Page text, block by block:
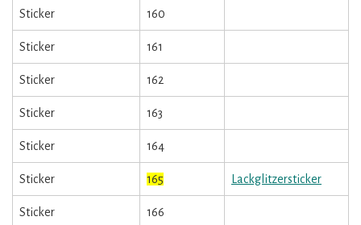
Sticker 160
Sticker 161
Sticker 162
Sticker 163
Sticker 164
Sticker 165 Lackglitzersticker
Sticker 166